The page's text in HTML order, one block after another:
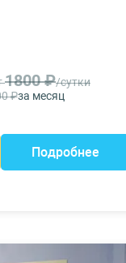
1800 ₽/сутки
₽за месяц
Подробнее